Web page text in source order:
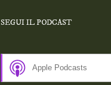
SEGUI IL PODCAST
Apple Podcasts